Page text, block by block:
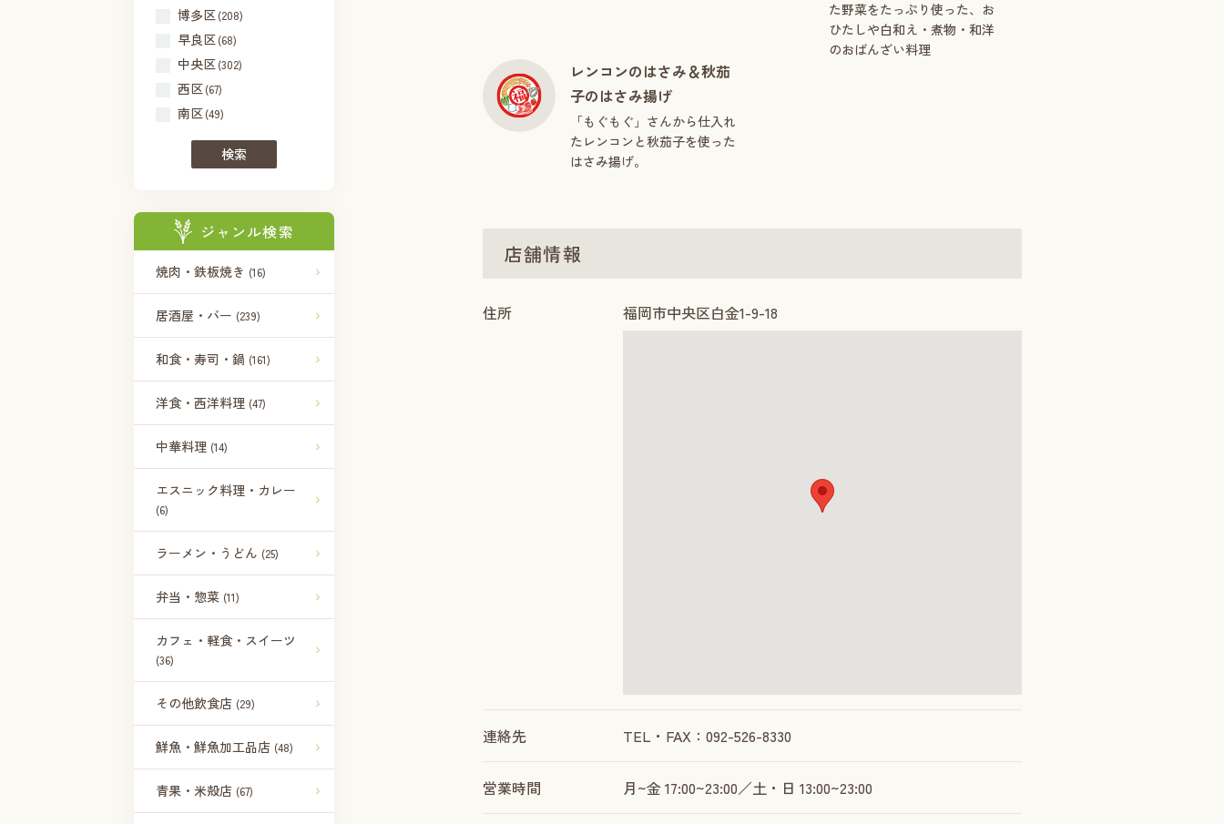
博多区(208)
早良区(68)
中央区(302)
西区(67)
南区(49)
検索
ジャンル検索
焼肉・鉄板焼き (16)
居酒屋・バー (239)
和食・寿司・鍋 (161)
洋食・西洋料理 (47)
中華料理 (14)
エスニック料理・カレー
(6)
ラーメン・うどん (25)
弁当・惣菜 (11)
カフェ・軽食・スイーツ
(36)
その他飲食店 (29)
鮮魚・鮮魚加工品店 (48)
青果・米殻店 (67)
た野菜をたっぷり使った、お
ひたしや白和え・煮物・和洋
のおばんざい料理
レンコンのはさみ＆秋茄
子のはさみ揚げ
「もぐもぐ」さんから仕入れ
たレンコンと秋茄子を使った
はさみ揚げ。
店舗情報
住所 福岡市中央区白金1-9-18
連絡先 TEL・FAX：092-526-8330
営業時間 月~金 17:00~23:00／土・日 13:00~23:00